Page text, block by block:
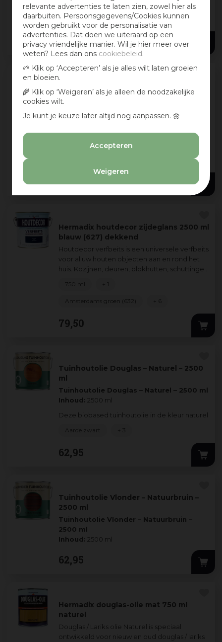
relevante advertenties te laten zien, zowel hier als
daarbuiten. Persoonsgegevens/Cookies kunnen
worden gebruikt voor de personalisatie van
advertenties. Dat doen we uiteraard op een
privacy vriendelijke manier. Wil je hier meer over
weten? Lees dan ons cookiebeleid.
🌱 Klik op ‘Accepteren’ als je alles wilt laten groeien
en bloeien.
🌾 Klik op ‘Weigeren’ als je alleen de noodzakelijke
cookies wilt.
Je kunt je keuze later altijd nog aanpassen. 🌼
Accepteren
Weigeren
pergola’s, bloembakken en tuinmeubelen.
Hardhoutbeits geeft een natuurlijke
zijdeglans...
93,99
750 ml + 1
2500 ml mahonie (467)
objecten in uw tuin zoals: schuttingen,
zijdeglans...
93,99
+ 1
Hermadix houtdecor zijdeglans 2500 ml
blauw (627) dekkend
Houtdecor verfbeits is een universele verfbeits
voor al uw houten objecten aan en rond het
huis. Kozijnen, deuren, blokhutten, schuttingen
79,50
750 ml + 1
Amsterdams groen (632) + 6
Tuinhoutolie Douglas – Naturel – 2500
ml
Tuinhoutolie Douglas – Naturel – 2500 ml
Inhoud: 2500 ml
Deze biobased tuinhoutolie in de kleur naturel
62,95
Aarde zwart + 3
Tuinhoutolie Vlonder – Natuurbruin –
2500 ml
Tuinhoutolie Vlonder – Natuurbruin –
2500 ml
Inhoud: 2500 ml
Bescherm je vlonderhout en geef het een
warme, natuurlijke
62,95
Hermadix douglas-olie mat 750 ml
naturel
Douglas / Lariks olie Naturel is speciaal
ontwikkeld voor nieuw en oud douglas / lariks